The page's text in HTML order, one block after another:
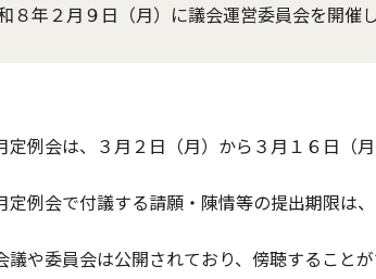
８年２月９日（月）に議会運営委員会を開催
例会は、３月２日（月）から３月１６日（月
例会で付議する請願・陳情等の提出期限は、
や委員会は公開されており、傍聴すること